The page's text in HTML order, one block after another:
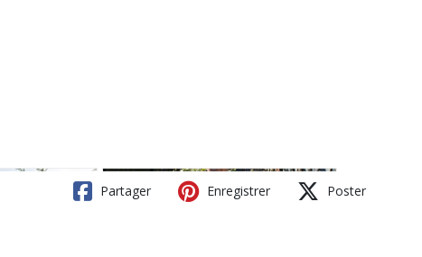
Partager Enregistrer Poster